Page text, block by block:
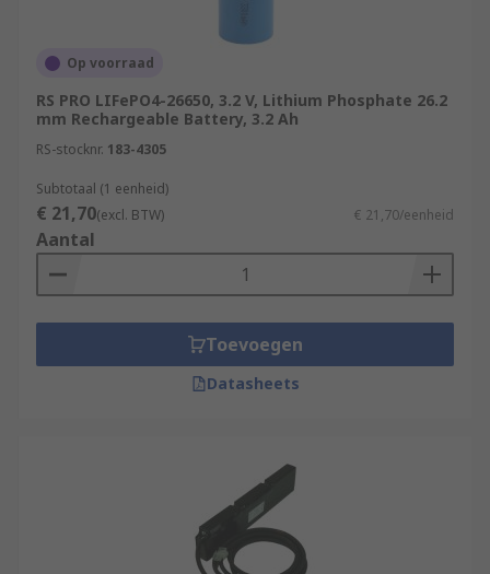
Op voorraad
RS PRO LIFePO4-26650, 3.2 V, Lithium Phosphate 26.2
mm Rechargeable Battery, 3.2 Ah
RS-stocknr. 183-4305
Subtotaal (1 eenheid)
€ 21,70(excl. BTW) € 21,70/eenheid
Aantal
Toevoegen
Datasheets